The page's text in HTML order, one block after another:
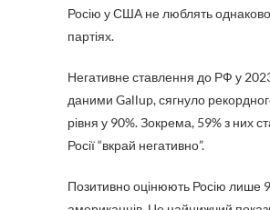
Росію у США не люблять
партіях.
Негативне ставлення до РФ у
даними Gallup, сягнуло
рівня у 90%. Зокрема, 59% з них
Росії “вкрай негативно”.
Позитивно оцінюють Росію лише